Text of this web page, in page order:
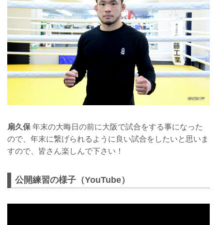
扇久保 年末の大晦日の前に大阪で試合をする事になった
ので、年末に繋げられるように良い試合をしたいと思いま
すので、皆さん楽しんで下さい！
公開練習の様子（YouTube）